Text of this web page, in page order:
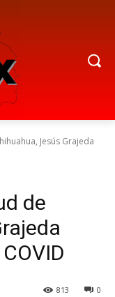
Jesús Grajeda
de
0
813